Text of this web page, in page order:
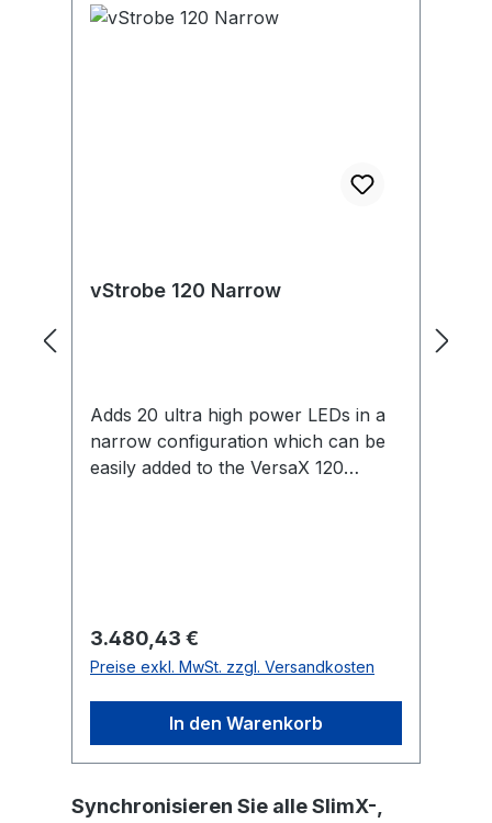
vStrobe 120 Narrow
Adds 20 ultra high power LEDs in a
narrow configuration which can be
easily added to the VersaX 120
Regulärer Preis:
3.480,43 €
Preise exkl. MwSt. zzgl. Versandkosten
In den Warenkorb
Produktgalerie überspringen
Synchronisieren Sie alle SlimX-,